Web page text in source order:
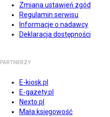
Zmiana ustawień zgód
Regulamin serwisu
Informacje o nadawcy
Deklaracja dostępności
PARTNERZY
E-kiosk.pl
E-gazety.pl
Nexto.pl
Mała księgowość